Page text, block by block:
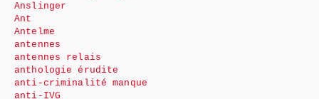
Anslinger
Ant
Antelme
antennes
antennes relais
anthologie érudite
anti-criminalité manque
anti-IVG